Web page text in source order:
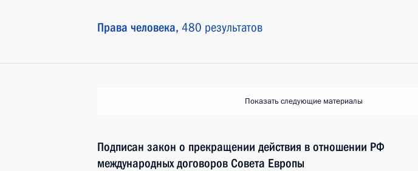
Права человека, 480 результатов
Показать следующие материалы
Подписан закон о прекращении действия в отношении РФ
международных договоров Совета Европы